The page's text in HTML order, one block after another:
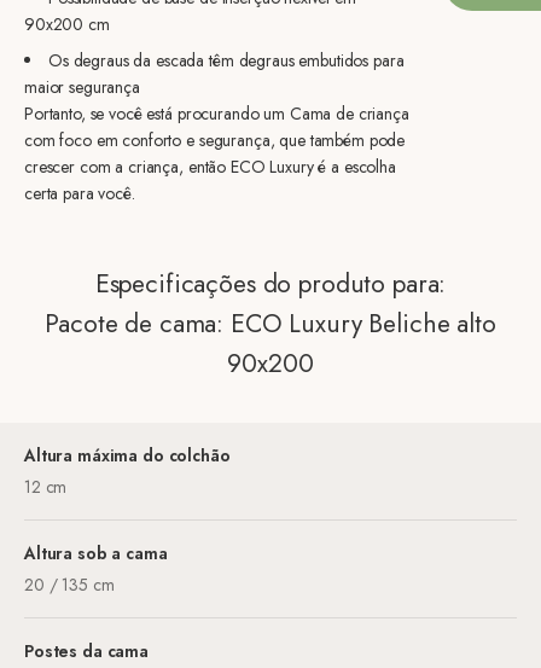
90x200 cm
Os degraus da escada têm degraus embutidos para
maior segurança
Portanto, se você está procurando um Cama de criança
com foco em conforto e segurança, que também pode
crescer com a criança, então ECO Luxury é a escolha
certa para você.
Especificações do produto para:
Pacote de cama: ECO Luxury Beliche alto
90x200
Altura máxima do colchão
12 cm
Altura sob a cama
20 / 135 cm
Postes da cama